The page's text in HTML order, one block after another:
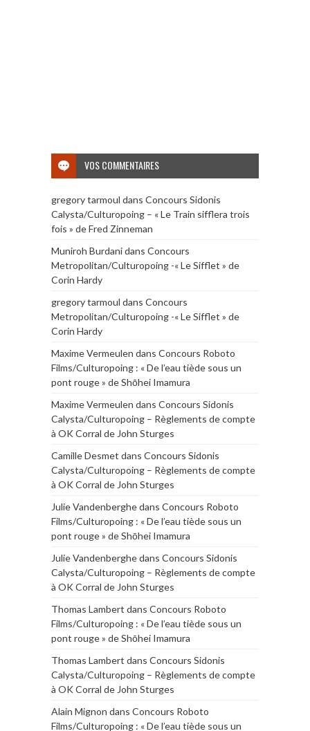
VOS COMMENTAIRES
gregory tarmoul dans Concours Sidonis
Calysta/Culturopoing – « Le Train sifflera trois
fois » de Fred Zinneman
Muniroh Burdanidans Concours
Metropolitan/Culturopoing -« Le Sifflet » de
Corin Hardy
gregory tarmoul dans Concours
Metropolitan/Culturopoing -« Le Sifflet » de
Corin Hardy
Maxime Vermeulen dans Concours Roboto
Films/Culturopoing : « De l’eau tiède sous un
pont rouge » de Shōhei Imamura
Maxime Vermeulen dans Concours Sidonis
Calysta/Culturopoing – Règlements de compte
à OK Corral de John Sturges
Camille Desmet dans Concours Sidonis
Calysta/Culturopoing – Règlements de compte
à OK Corral de John Sturges
Julie Vandenberghedans Concours Roboto
Films/Culturopoing : « De l’eau tiède sous un
pont rouge » de Shōhei Imamura
Julie Vandenberghedans Concours Sidonis
Calysta/Culturopoing – Règlements de compte
à OK Corral de John Sturges
Thomas Lambert dans Concours Roboto
Films/Culturopoing : « De l’eau tiède sous un
pont rouge » de Shōhei Imamura
Thomas Lambert dans Concours Sidonis
Calysta/Culturopoing – Règlements de compte
à OK Corral de John Sturges
Alain Mignon dans Concours Roboto
Films/Culturopoing : « De l’eau tiède sous un